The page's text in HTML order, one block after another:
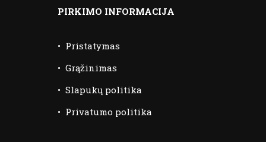
PIRKIMO INFORMACIJA
• Pristatymas
• Grąžinimas
• Slapukų politika
• Privatumo politika